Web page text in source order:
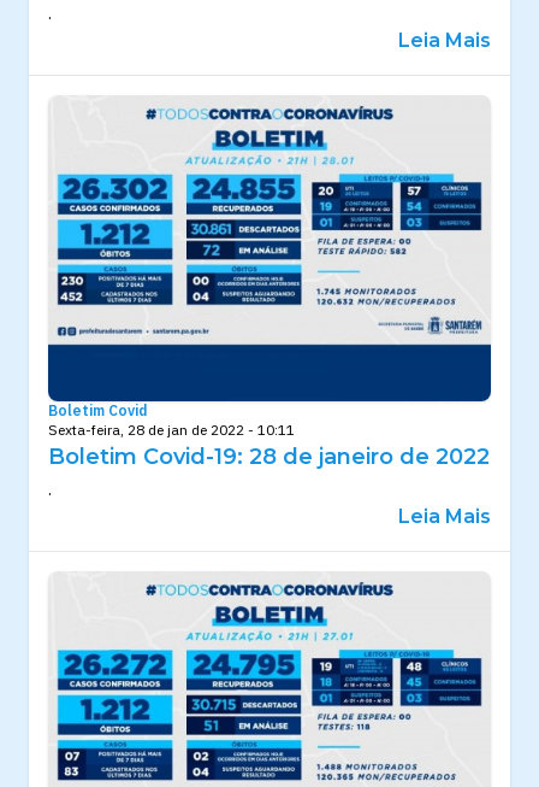
.
Leia Mais
Boletim Covid
Sexta-feira, 28 de jan de 2022 - 10:11
Boletim Covid-19: 28 de janeiro de 2022
.
Leia Mais